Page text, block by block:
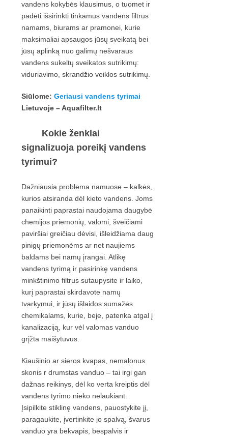
vandens kokybės klausimus, o tuomet ir
padėti išsirinkti tinkamus vandens filtrus
namams, biurams ar pramonei, kurie
maksimaliai apsaugos jūsų sveikatą bei
jūsų aplinką nuo galimų nešvaraus
vandens sukeltų sveikatos sutrikimų:
viduriavimo, skrandžio veiklos sutrikimų.
Siūlome: Geriausi vandens tyrimai
Lietuvoje – Aquafilter.lt
Kokie ženklai
signalizuoja poreikį vandens
tyrimui?
Dažniausia problema namuose – kalkės,
kurios atsiranda dėl kieto vandens. Joms
panaikinti paprastai naudojama daugybė
chemijos priemonių, valomi, šveičiami
paviršiai greičiau dėvisi, išleidžiama daug
pinigų priemonėms ar net naujiems
baldams bei namų įrangai. Atlikę
vandens tyrimą ir pasirinkę vandens
minkštinimo filtrus sutaupysite ir laiko,
kurį paprastai skirdavote namų
tvarkymui, ir jūsų išlaidos sumažės
chemikalams, kurie, beje, patenka atgal į
kanalizaciją, kur vėl valomas vanduo
grįžta maišytuvus.
Kiaušinio ar sieros kvapas, nemalonus
skonis r drumstas vanduo – tai irgi gan
dažnas reikinys, dėl ko verta kreiptis dėl
vandens tyrimo nieko nelaukiant.
Įsipilkite stiklinę vandens, pauostykite jį,
paragaukite, įvertinkite jo spalvą, švarus
vanduo yra bekvapis, bespalvis ir